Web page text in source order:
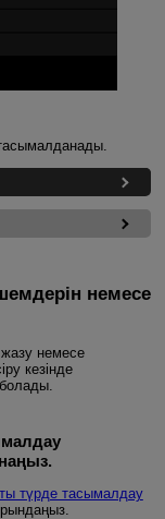
немесе
жазу немесе
кезінде
болады.
түрде тасымалдау